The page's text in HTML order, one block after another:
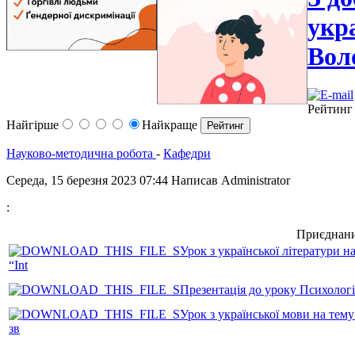
Рейтинг
Найгірше
Найкраще
Науково-методична робота - Кафедри
Середа, 15 березня 2023 07:44 Написав Administrator
:
Урок з української
“Int
Презентація до уроку
Урок з української мови на
зв